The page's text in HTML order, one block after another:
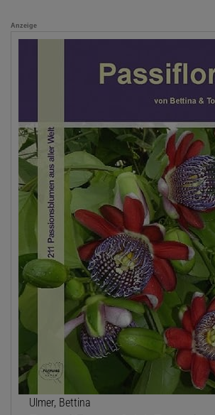
Anzeige
Ulmer, Bettina